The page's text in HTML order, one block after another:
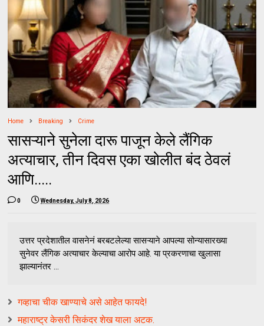
Home Breaking Crime
सासऱ्याने सुनेला दारू पाजून केले लैंगिक
अत्याचार, तीन दिवस एका खोलीत बंद ठेवलं
आणि.....
0 Wednesday, July 8, 2026
उत्तर प्रदेशातील वासनेनं बरबटलेल्या सासऱ्याने आपल्या सोन्यासारख्या
सुनेवर लैंगिक अत्याचार केल्याचा आरोप आहे. या प्रकरणाचा खुलासा
झाल्यानंतर ...
गव्हाचा चीक खाण्याचे असे आहेत फायदे!
महाराष्ट्र केसरी सिकंदर शेख याला अटक.